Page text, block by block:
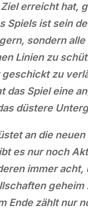
erreicht hat,
Spiels ist sein
sondern
Linien zu
zu
Spiel eine
düstere
an die
es nur noch
immer
Ende zählt nur